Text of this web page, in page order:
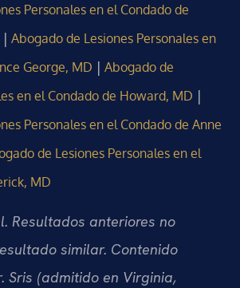
Personales en el Condado de
| Abogado de Lesiones Personales en
George, MD | Abogado de
en el Condado de Howard, MD |
Personales en el Condado de Anne
de Lesiones Personales en el
MD
Resultados anteriores no
similar. Contenido
Sris (admitido en Virginia,